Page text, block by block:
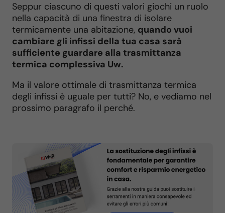
Seppur ciascuno di questi valori giochi un ruolo
nella capacità di una finestra di isolare
termicamente una abitazione, quando vuoi
cambiare gli infissi della tua casa sarà
sufficiente guardare alla trasmittanza
termica complessiva Uw.
Ma il valore ottimale di trasmittanza termica
degli infissi è uguale per tutti? No, e vediamo nel
prossimo paragrafo il perché.